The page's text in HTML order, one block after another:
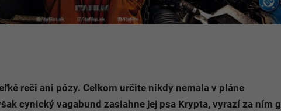
reči ani pózy. Celkom určite nikdy nemala v pláne
cynický vagabund zasiahne jej psa Krypta, vyrazí za ním